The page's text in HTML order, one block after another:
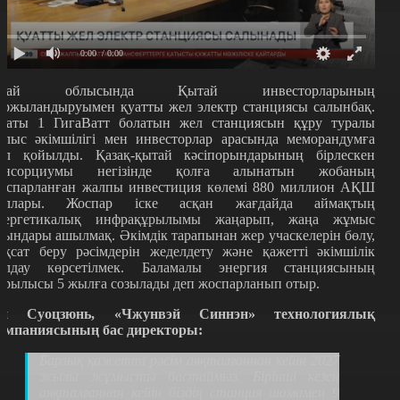
0:00 / 0:00
облысында Қытай инвесторларының
қуатты жел электр станциясы салынбақ.
1 ГигаВатт болатын жел станциясын құру туралы
әкімшілігі мен инвесторлар арасында меморандумға
қойылды. Қазақ-қытай кәсіпорындарының бірлескен
негізінде қолға алынатын жобаның
жалпы инвестиция көлемі 880 миллион АҚШ
Жоспар іске асқан жағдайда аймақтың
инфрақұрылымы жаңарып, жаңа жұмыс
ашылмақ. Әкімдік тарапынан жер учаскелерін бөлу,
беру рәсімдерін жеделдету және қажетті әкімшілік
көрсетілмек. Баламалы энергия станциясының
5 жылға созылады деп жоспарланып отыр.
Суоцзюнь, «Чжунвэй Синнэн» технологиялық
бас директоры: